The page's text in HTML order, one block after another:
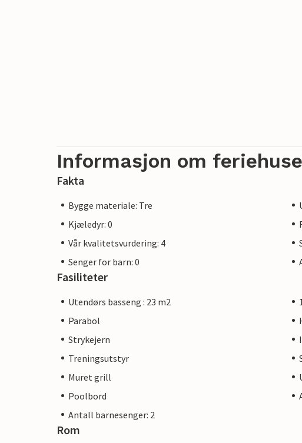
Informasjon om
Fakta
Bygge materiale: Tre
Kjæledyr: 0
Vår kvalitetsvurdering: 4
Senger for barn: 0
Fasiliteter
Utendørs basseng : 23 m2
Parabol
Strykejern
Treningsutstyr
Muret grill
Poolbord
Antall barnesenger: 2
Rom